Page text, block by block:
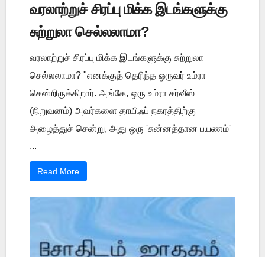
வரலாற்றுச் சிரப்பு மிக்க இடங்களுக்கு
சுற்றுலா செல்லலாமா?
வரலாற்றுச் சிரப்பு மிக்க இடங்களுக்கு சுற்றுலா
செல்லலாமா? "எனக்குத் தெரிந்த ஒருவர் உம்ரா
சென்றிருக்கிறார். அங்கே, ஒரு உம்ரா சர்வீஸ்
(நிறுவனம்) அவர்களை தாயிஃப் நகரத்திற்கு
அழைத்துச் சென்று, அது ஒரு 'சுன்னத்தான பயணம்'
...
Read More